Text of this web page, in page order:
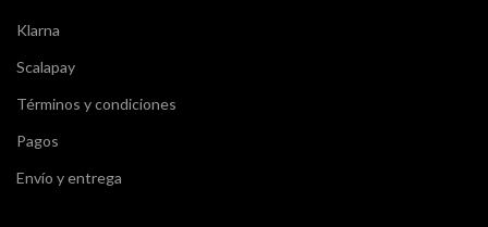
Klarna
Scalapay
Términos y condiciones
Pagos
Envío y entrega